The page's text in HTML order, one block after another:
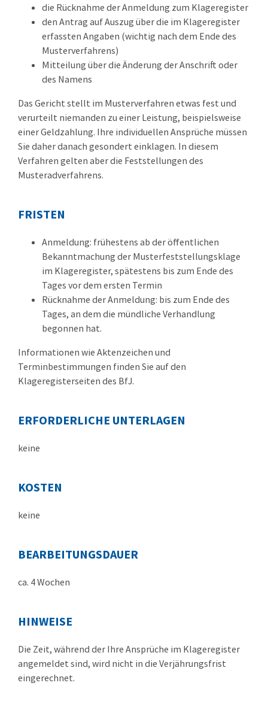
die Rücknahme der Anmeldung zum Klageregister
den Antrag auf Auszug über die im Klageregister
erfassten Angaben (wichtig nach dem Ende des
Musterverfahrens)
Mitteilung über die Änderung der Anschrift oder
des Namens
Das Gericht stellt im Musterverfahren etwas fest und
verurteilt niemanden zu einer Leistung, beispielsweise
einer Geldzahlung. Ihre individuellen Ansprüche müssen
Sie daher danach gesondert einklagen. In diesem
Verfahren gelten aber die Feststellungen des
Musteradverfahrens.
FRISTEN
Anmeldung: frühestens ab der öffentlichen
Bekanntmachung der Musterfeststellungsklage
im Klageregister, spätestens bis zum Ende des
Tages vor dem ersten Termin
Rücknahme der Anmeldung: bis zum Ende des
Tages, an dem die mündliche Verhandlung
begonnen hat.
Informationen wie Aktenzeichen und
Terminbestimmungen finden Sie auf den
Klageregisterseiten des BfJ.
ERFORDERLICHE UNTERLAGEN
keine
KOSTEN
keine
BEARBEITUNGSDAUER
ca. 4 Wochen
HINWEISE
Die Zeit, während der Ihre Ansprüche im Klageregister
angemeldet sind, wird nicht in die Verjährungsfrist
eingerechnet.